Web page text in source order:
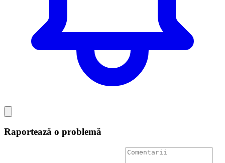
Raportează o problemă